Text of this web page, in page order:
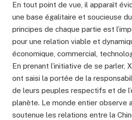
En tout point de vue, il apparaît
une base égalitaire et soucieuse
principes de chaque partie est
pour une relation viable et
économique, commercial,
En prenant l’initiative de se parler,
ont saisi la portée de la
de leurs peuples respectifs et de
planète. Le monde entier observe
soutenue les relations entre la